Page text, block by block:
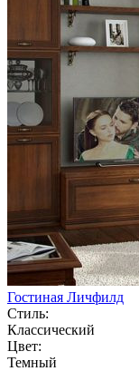
Гостиная Личфилд
Стиль:
Классический
Цвет:
Темный